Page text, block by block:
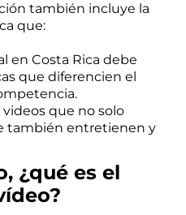
también incluye la
que:
en Costa Rica debe
que diferencien el
que no solo
también entretienen y
¿qué es el